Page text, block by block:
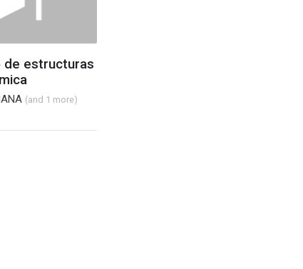
de estructuras
(and 1 more)